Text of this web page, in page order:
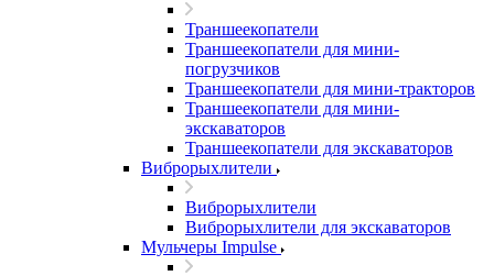
Траншеекопатели
Траншеекопатели для мини-
погрузчиков
Траншеекопатели для мини-тракторов
Траншеекопатели для мини-
экскаваторов
Траншеекопатели для экскаваторов
Виброрыхлители
Виброрыхлители
Виброрыхлители для экскаваторов
Мульчеры Impulse